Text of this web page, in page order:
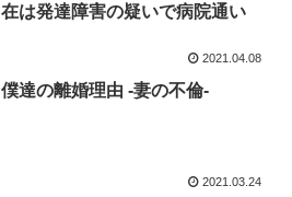
在は発達障害の疑いで病院通い
2021.04.08
僕達の離婚理由 -妻の不倫-
2021.03.24